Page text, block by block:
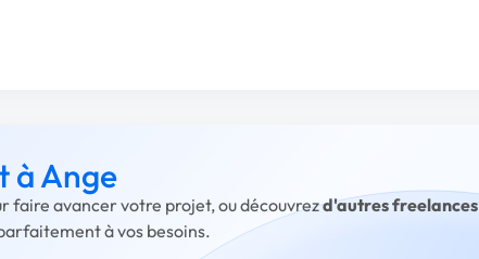
à Ange
faire avancer votre projet, ou découvrezd'autres freelances
à vos besoins.